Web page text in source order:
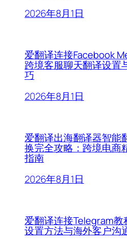
2026年8月1日
爱翻译连接Facebook
跨境客服聊天翻译设置
巧
2026年8月1日
爱翻译出海翻译器智能
换完全攻略：跨境电商
指南
2026年8月1日
爱翻译连接Telegram
设置方法与海外客户沟